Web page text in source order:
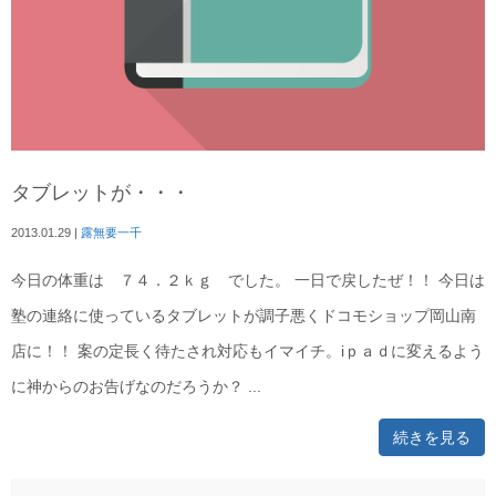
タブレットが・・・
2013.01.29 | 露無要一千
今日の体重は ７４．２ｋｇ でした。 一日で戻したぜ！！ 今日は
塾の連絡に使っているタブレットが調子悪くドコモショップ岡山南
店に！！ 案の定長く待たされ対応もイマイチ。iｐａｄに変えるよう
に神からのお告げなのだろうか？ ...
続きを見る